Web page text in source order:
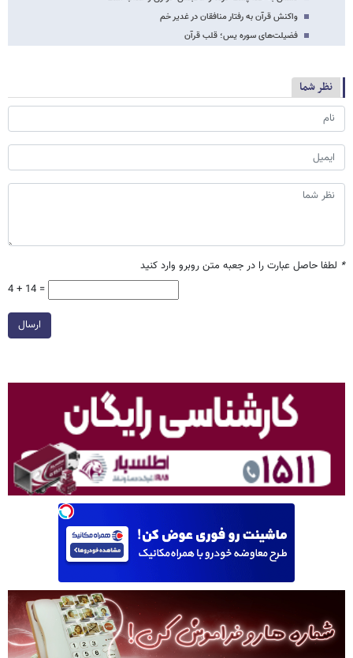
واکنش قرآن به رفتار منافقان در غدیر خم
فضیلت‌های سوره یس؛ قلب قرآن
نظر شما
* لطفا حاصل عبارت را در جعبه متن روبرو وارد کنید
4 + 14 =
ارسال